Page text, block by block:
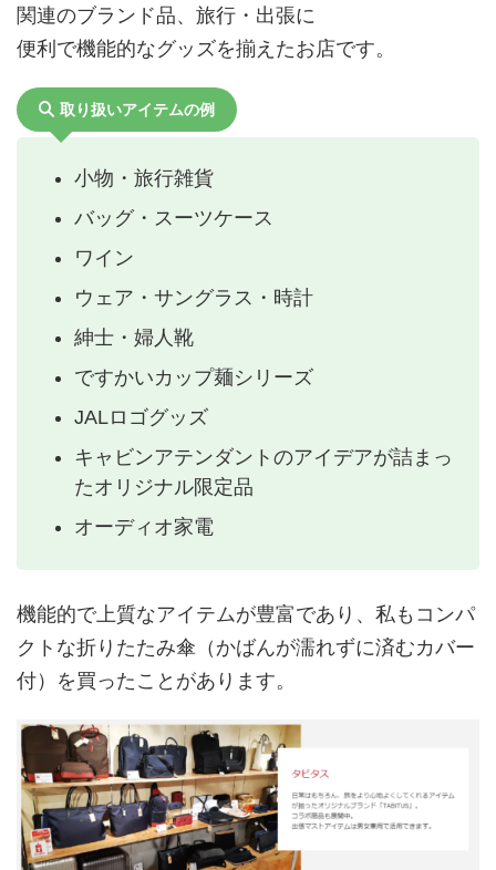
関連のブランド品、旅行・出張に
便利で機能的なグッズを揃えたお店です。
取り扱いアイテムの例
小物・旅行雑貨
バッグ・スーツケース
ワイン
ウェア・サングラス・時計
紳士・婦人靴
ですかいカップ麺シリーズ
JALロゴグッズ
キャビンアテンダントのアイデアが詰まっ
たオリジナル限定品
オーディオ家電
機能的で上質なアイテムが豊富であり、私もコンパ
クトな折りたたみ傘（かばんが濡れずに済むカバー
付）を買ったことがあります。